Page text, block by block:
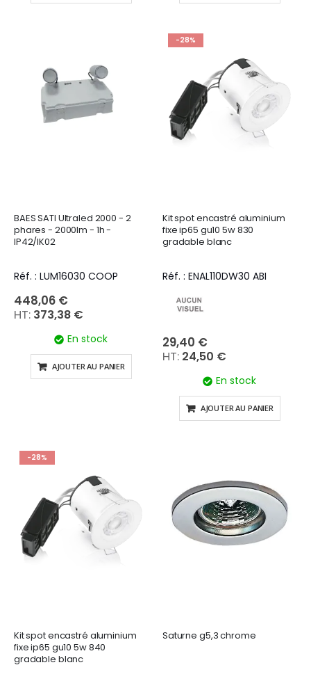
BAES SATI Ultraled 2000 - 2
phares - 2000lm - 1h -
IP42/IK02
Réf. : LUM16030 COOP
448,06 €
373,38 €
En stock
AJOUTER AU PANIER
-28%
Kit spot encastré aluminium
fixe ip65 gu10 5w 830
gradable blanc
Réf. : ENAL110DW30 ABI
29,40 €
24,50 €
En stock
AJOUTER AU PANIER
-28%
Kit spot encastré aluminium
fixe ip65 gu10 5w 840
gradable blanc
Saturne g5,3 chrome